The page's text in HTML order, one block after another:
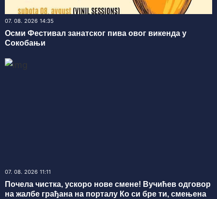
07. 08. 2026 14:35
Осми Фестивал занатског пива овог викенда у
Сокобањи
07. 08. 2026 11:11
Почела чистка, ускоро нове смене! Вучићев одговор
на жалбе грађана на порталу Ко си бре ти, смењена